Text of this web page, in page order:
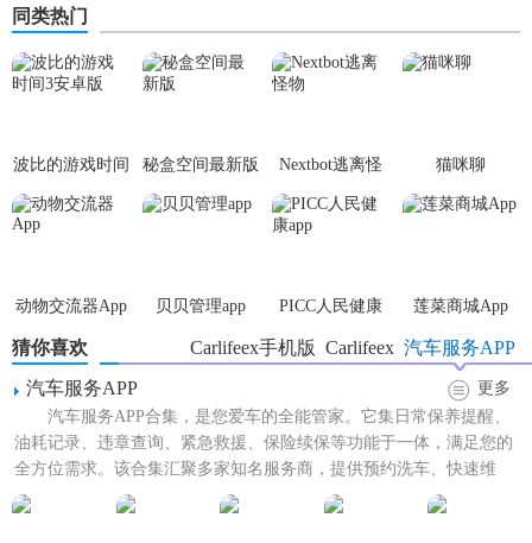
同类热门
波比的游戏时间
3安卓版
秘盒空间最新版
Nextbot逃离怪
物
猫咪聊
动物交流器App 贝贝管理app
PICC人民健康
莲菜商城App
猜你喜欢 汽车服务APP
Carlifeex
Carlifeex手机版
汽车服务APP
更多
汽车服务APP合集，是您爱车的全能管家。它集日常保养提醒、
油耗记录、违章查询、紧急救援、保险续保等功能于一体，满足您的
全方位需求。该合集汇聚多家知名服务商，提供预约洗车、快速维
修、配件购买等便捷服务，...